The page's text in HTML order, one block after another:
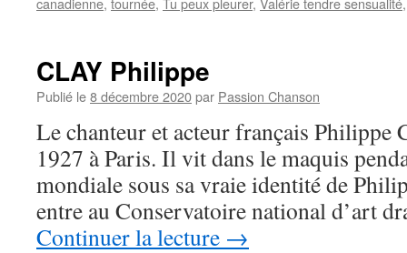
CLAY Philippe
Publié le8 décembre 2020par Passion Chanson
Le chanteur et acteur français Philippe
1927 à Paris. Il vit dans le maquis
mondiale sous sa vraie identité de
entre au Conservatoire national d’art
Continuer la lecture →